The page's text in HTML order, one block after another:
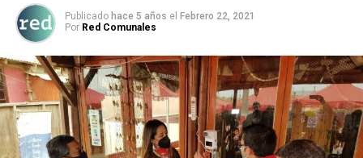
Publicado hace 5 años el Febrero 22, 2021
Por Red Comunales